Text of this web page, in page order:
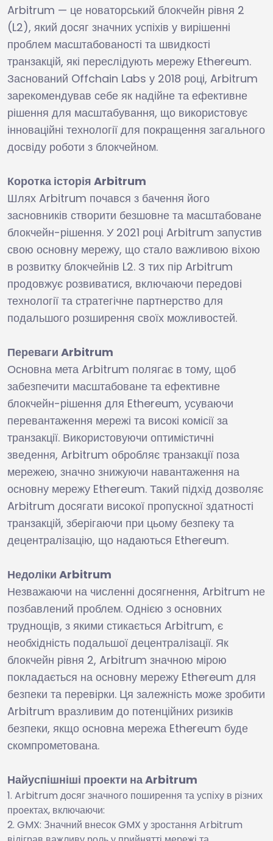
Arbitrum — це новаторський блокчейн рівня 2
(L2), який досяг значних успіхів у вирішенні
проблем масштабованості та швидкості
транзакцій, які переслідують мережу Ethereum.
Заснований Offchain Labs у 2018 році, Arbitrum
зарекомендував себе як надійне та ефективне
рішення для масштабування, що використовує
інноваційні технології для покращення загального
досвіду роботи з блокчейном.
Коротка історія Arbitrum
Шлях Arbitrum почався з бачення його
засновників створити безшовне та масштабоване
блокчейн-рішення. У 2021 році Arbitrum запустив
свою основну мережу, що стало важливою віхою
в розвитку блокчейнів L2. З тих пір Arbitrum
продовжує розвиватися, включаючи передові
технології та стратегічне партнерство для
подальшого розширення своїх можливостей.
Переваги Arbitrum
Основна мета Arbitrum полягає в тому, щоб
забезпечити масштабоване та ефективне
блокчейн-рішення для Ethereum, усуваючи
перевантаження мережі та високі комісії за
транзакції. Використовуючи оптимістичні
зведення, Arbitrum обробляє транзакції поза
мережею, значно знижуючи навантаження на
основну мережу Ethereum. Такий підхід дозволяє
Arbitrum досягати високої пропускної здатності
транзакцій, зберігаючи при цьому безпеку та
децентралізацію, що надаються Ethereum.
Недоліки Arbitrum
Незважаючи на численні досягнення, Arbitrum не
позбавлений проблем. Однією з основних
труднощів, з якими стикається Arbitrum, є
необхідність подальшої децентралізації. Як
блокчейн рівня 2, Arbitrum значною мірою
покладається на основну мережу Ethereum для
безпеки та перевірки. Ця залежність може зробити
Arbitrum вразливим до потенційних ризиків
безпеки, якщо основна мережа Ethereum буде
скомпрометована.
Найуспішніші проекти на Arbitrum
Arbitrum досяг значного поширення та успіху в різних
проектах, включаючи:
GMX: Значний внесок GMX у зростання Arbitrum